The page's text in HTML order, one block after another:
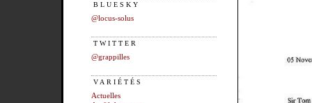
BLUESKY
@locus-solus
TWITTER
@grappilles
VARIÉTÉS
Actuelles